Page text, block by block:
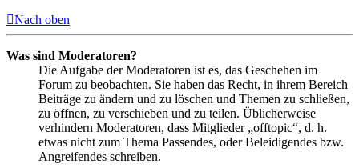
Nach oben
Was sind Moderatoren?
Die Aufgabe der Moderatoren ist es, das Geschehen im
Forum zu beobachten. Sie haben das Recht, in ihrem Bereich
Beiträge zu ändern und zu löschen und Themen zu schließen,
zu öffnen, zu verschieben und zu teilen. Üblicherweise
verhindern Moderatoren, dass Mitglieder „offtopic“, d. h.
etwas nicht zum Thema Passendes, oder Beleidigendes bzw.
Angreifendes schreiben.